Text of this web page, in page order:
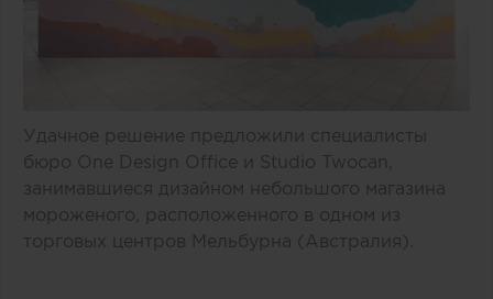
Удачное решение предложили специалисты
бюро One Design Office и Studio Twocan,
занимавшиеся дизайном небольшого магазина
мороженого, расположенного в одном из
торговых центров Мельбурна (Австралия).